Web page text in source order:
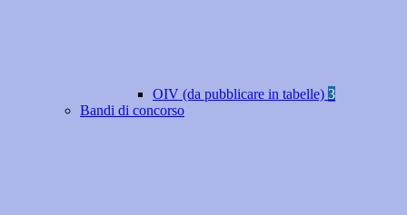
OIV (da pubblicare in tabelle) 3
Bandi di concorso